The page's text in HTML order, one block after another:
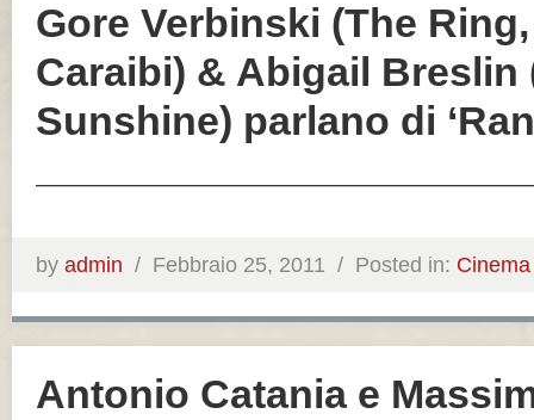
Gore Verbinski (The
Caraibi) & Abigail Breslin
Sunshine) parlano di
by admin / Febbraio 25, 2011 / Posted in: Cinema
Antonio Catania e